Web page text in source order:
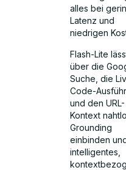
alles bei
Latenz und
niedrigen
Flash-Lite
über die
Suche, die
Code-
und den URL-
Kontext
Grounding
einbinden
intelligentes,